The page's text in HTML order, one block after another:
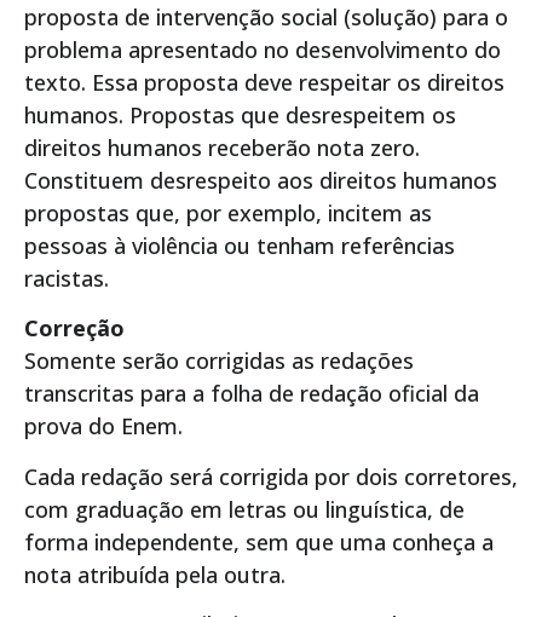
proposta de intervenção social (solução) para o
problema apresentado no desenvolvimento do
texto. Essa proposta deve respeitar os direitos
humanos. Propostas que desrespeitem os
direitos humanos receberão nota zero.
Constituem desrespeito aos direitos humanos
propostas que, por exemplo, incitem as
pessoas à violência ou tenham referências
racistas.
Correção
Somente serão corrigidas as redações
transcritas para a folha de redação oficial da
prova do Enem.
Cada redação será corrigida por dois corretores,
com graduação em letras ou linguística, de
forma independente, sem que uma conheça a
nota atribuída pela outra.